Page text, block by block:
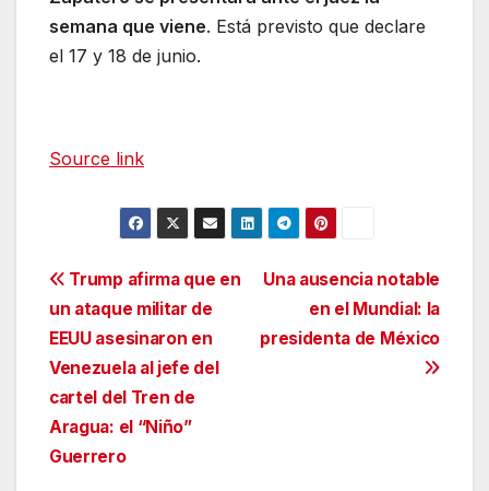
semana que viene. Está previsto que declare
el 17 y 18 de junio.
Source link
Navegación
de
entradas
Una ausencia notable
en el Mundial: la
presidenta de México
Trump afirma que en
un ataque militar de
EEUU asesinaron en
Venezuela al jefe del
cartel del Tren de
Aragua: el “Niño”
Guerrero